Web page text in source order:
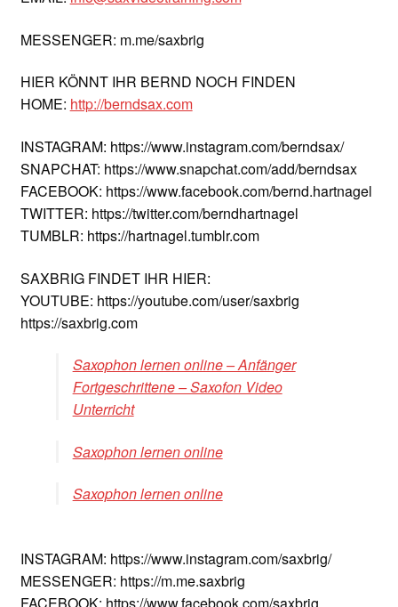
MESSENGER: m.me/saxbrig
HIER KÖNNT IHR BERND NOCH FINDEN
HOME: http://berndsax.com
INSTAGRAM: https://www.instagram.com/berndsax/
SNAPCHAT: https://www.snapchat.com/add/berndsax
FACEBOOK: https://www.facebook.com/bernd.hartnagel
TWITTER: https://twitter.com/berndhartnagel
TUMBLR: https://hartnagel.tumblr.com
SAXBRIG FINDET IHR HIER:
YOUTUBE: https://youtube.com/user/saxbrig
https://saxbrig.com
Saxophon lernen online – Anfänger
Fortgeschrittene – Saxofon Video
Unterricht
Saxophon lernen online
Saxophon lernen online
INSTAGRAM: https://www.instagram.com/saxbrig/
MESSENGER: https://m.me.saxbrig